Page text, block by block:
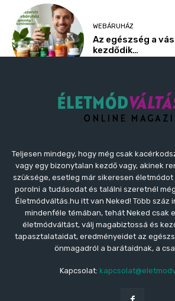
Teljesen mindegy, hogy még csak
vagy egy bizonytalan kezdő vagy, akinek
szüksége, esetleg már sikeresen
porolni a tudásodat és találni szeretnél
Életmódváltás.hu itt van Neked! Több száz
mindenféle témában, tehát Neked csak
életmódváltást, válj magabiztossá és
tapasztalataidat, eredményeidet az
önmagadról a barátaidnak, a
Kapcsolat: